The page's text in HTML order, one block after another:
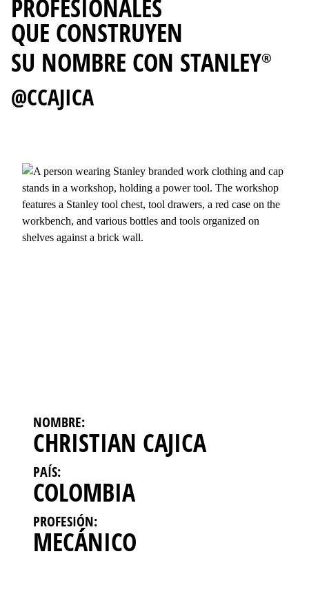
PROFESIONALES
QUE CONSTRUYEN
SU NOMBRE CON STANLEY®
@CCAJICA
NOMBRE:
CHRISTIAN CAJICA
PAÍS:
COLOMBIA
PROFESIÓN:
MECÁNICO